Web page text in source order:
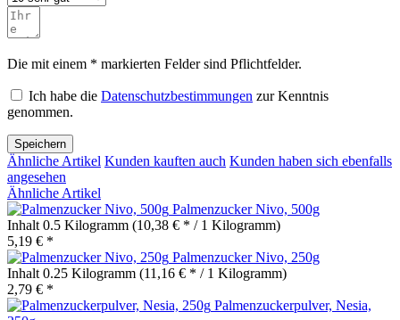
Die mit einem * markierten Felder sind Pflichtfelder.
Ich habe die Datenschutzbestimmungen zur Kenntnis
genommen.
Speichern
Ähnliche Artikel Kunden kauften auch Kunden haben sich ebenfalls
angesehen
Ähnliche Artikel
Palmenzucker Nivo, 500g
Inhalt 0.5 Kilogramm (10,38 € * / 1 Kilogramm)
5,19 € *
Palmenzucker Nivo, 250g
Inhalt 0.25 Kilogramm (11,16 € * / 1 Kilogramm)
2,79 € *
Palmenzuckerpulver, Nesia,